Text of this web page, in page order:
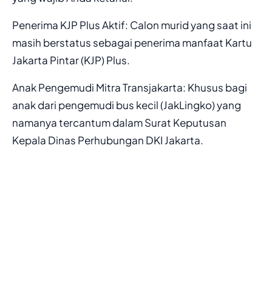
Penerima KJP Plus Aktif: Calon murid yang saat ini
masih berstatus sebagai penerima manfaat Kartu
Jakarta Pintar (KJP) Plus.
Anak Pengemudi Mitra Transjakarta: Khusus bagi
anak dari pengemudi bus kecil (JakLingko) yang
namanya tercantum dalam Surat Keputusan
Kepala Dinas Perhubungan DKI Jakarta.